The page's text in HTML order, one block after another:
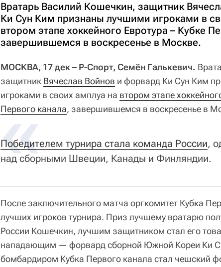
Вратарь Василий Кошечкин, защитник
Ки Сун Ким признаны лучшими игроками в
втором этапе хоккейного Евротура – Кубке
завершившемся в воскресенье в Москве.
МОСКВА, 17 дек – Р-Спорт, Семён Галькевич.
защитник Вячеслав Войнов и форвард Ки Сун Ким
игроками в своих амплуа на втором этапе
Первого канала, завершившемся в воскресенье в
Победителем турнира стала команда России,
над сборными Швеции, Канады и Финляндии.
После заключительного матча оргкомитет Кубка
лучших игроков турнира. Приз лучшему вратарю
России Кошечкин, лучшим защитником стал его
нападающим — форвард сборной Южной Кореи Ки
бомбардиром Кубка Первого канала стал чешский